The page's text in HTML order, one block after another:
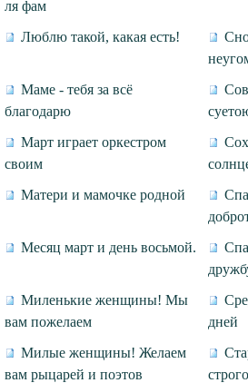
ля фам
Люблю такой, какая есть!
Маме - тебя за всё
благодарю
Март играет оркестром
своим
Матери и мамочке родной
Месяц март и день восьмой.
Миленькие женщины! Мы
вам пожелаем
дней
Милые женщины! Желаем
вам рыцарей и поэтов